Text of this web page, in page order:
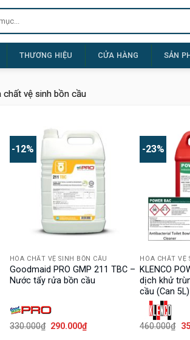
THƯƠNG HIỆU CỬA HÀNG SẢN
vệ sinh bồn cầu
-12%
HÓA CHẤT VỆ SINH BỒN CẦU
Goodmaid PRO GMP 211 TBC –
Nước tẩy rửa bồn cầu
330.000₫ Giá
290.000₫Giá
hiện
-23%
HÓA CHẤT VỆ
KLENCO
dịch khử
cầu (Can 5L)
460.000₫